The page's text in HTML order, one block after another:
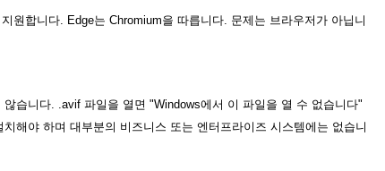
원합니다. Edge는 Chromium을 따릅니다. 문제는 브라우저가 아닙니
습니다. .avif 파일을 열면 "Windows에서 이 파일을 열 수 없습니다"
해야 하며 대부분의 비즈니스 또는 엔터프라이즈 시스템에는 없습니